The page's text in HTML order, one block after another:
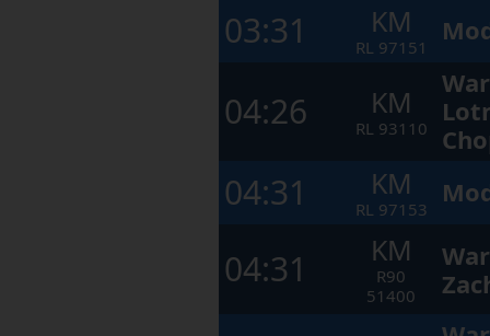
03:31
KM
RL 97151
04:26
KM
RL 93110
04:31
KM
RL 97153
04:31
KM
R90
51400